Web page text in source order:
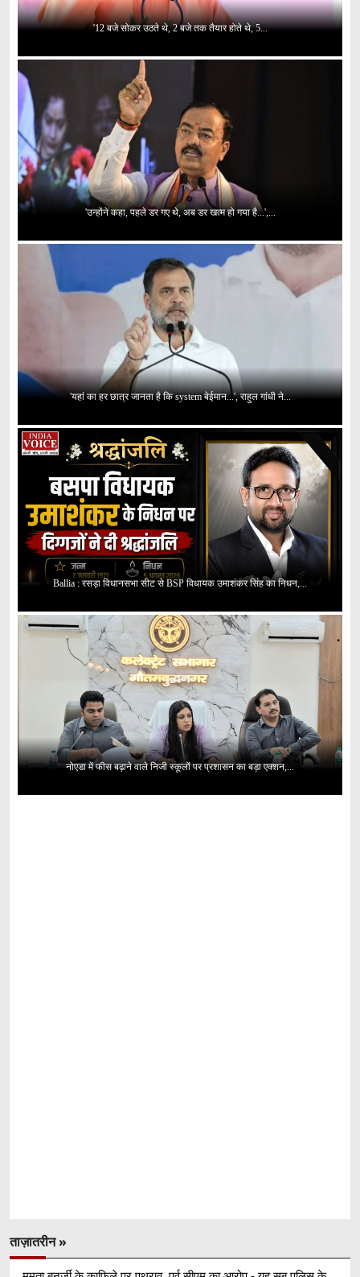
'12 बजे सोकर उठते थे, 2 बजे तक तैयार होते थे, 5...
'उन्होंने कहा, पहले डर गए थे, अब डर खत्म हो गया है...',...
'यहां का हर छात्र जानता है कि system बेईमान...', राहुल गांधी ने...
Ballia : रसड़ा विधानसभा सीट से BSP विधायक उमाशंकर सिंह का निधन,...
नोएडा में फीस बढ़ाने वाले निजी स्कूलों पर प्रशासन का बड़ा एक्शन,...
ताज़ातरीन »